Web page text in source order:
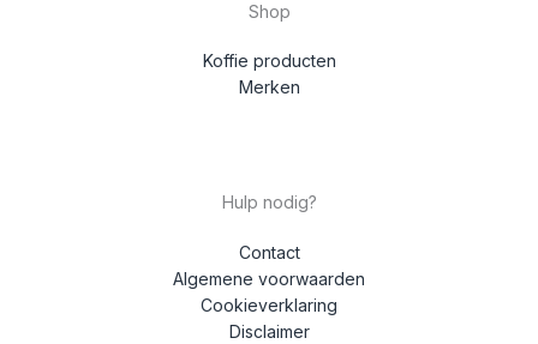
Shop
Koffie producten
Merken
Hulp nodig?
Contact
Algemene voorwaarden
Cookieverklaring
Disclaimer